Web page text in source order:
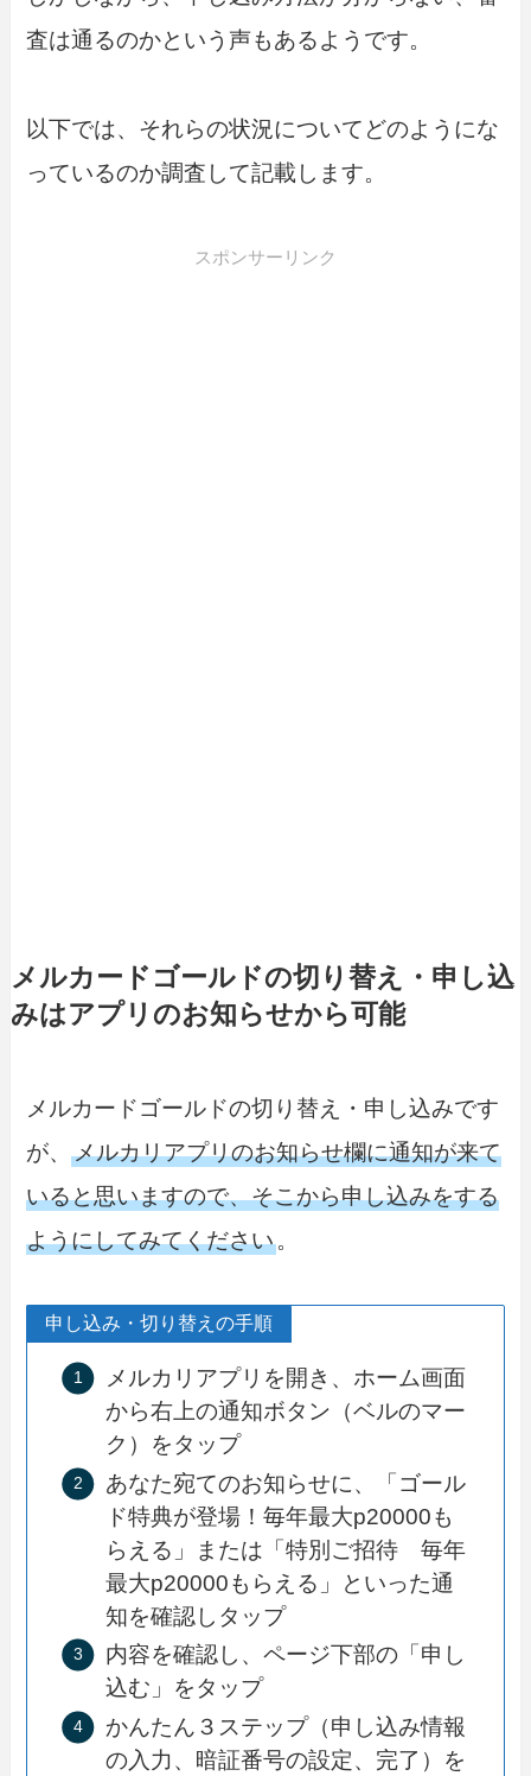
査は通るのかという声もあるようです。
以下では、それらの状況についてどのようにな
っているのか調査して記載します。
スポンサーリンク
メルカードゴールドの切り替え・申し込
みはアプリのお知らせから可能
メルカードゴールドの切り替え・申し込みです
が、メルカリアプリのお知らせ欄に通知が来て
いると思いますので、そこから申し込みをする
ようにしてみてください。
申し込み・切り替えの手順
メルカリアプリを開き、ホーム画面
から右上の通知ボタン（ベルのマー
ク）をタップ
あなた宛てのお知らせに、「ゴール
ド特典が登場！毎年最大p20000も
らえる」または「特別ご招待 毎年
最大p20000もらえる」といった通
知を確認しタップ
内容を確認し、ページ下部の「申し
込む」をタップ
かんたん３ステップ（申し込み情報
の入力、暗証番号の設定、完了）を